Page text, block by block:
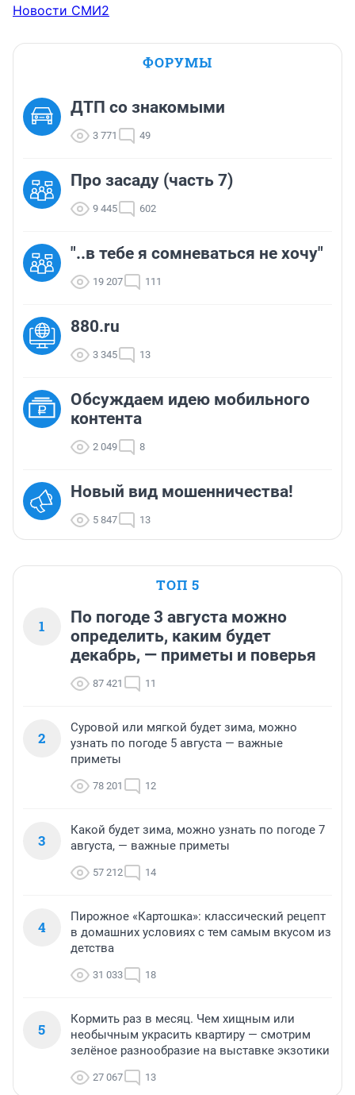
Новости СМИ2
ФОРУМЫ
ДТП со знакомыми
3 771 49
Про засаду (часть 7)
9 445 602
"..в тебе я сомневаться не хочу"
19 207 111
880.ru
3 345 13
Обсуждаем идею мобильного
контента
2 049 8
Новый вид мошенничества!
5 847 13
ТОП 5
1
По погоде 3 августа можно
определить, каким будет
декабрь, — приметы и поверья
87 421 11
2
Суровой или мягкой будет зима, можно
узнать по погоде 5 августа — важные
приметы
78 201 12
3
Какой будет зима, можно узнать по погоде 7
августа, — важные приметы
57 212 14
4
Пирожное «Картошка»: классический рецепт
в домашних условиях с тем самым вкусом из
детства
31 033 18
5
Кормить раз в месяц. Чем хищным или
необычным украсить квартиру — смотрим
зелёное разнообразие на выставке экзотики
27 067 13